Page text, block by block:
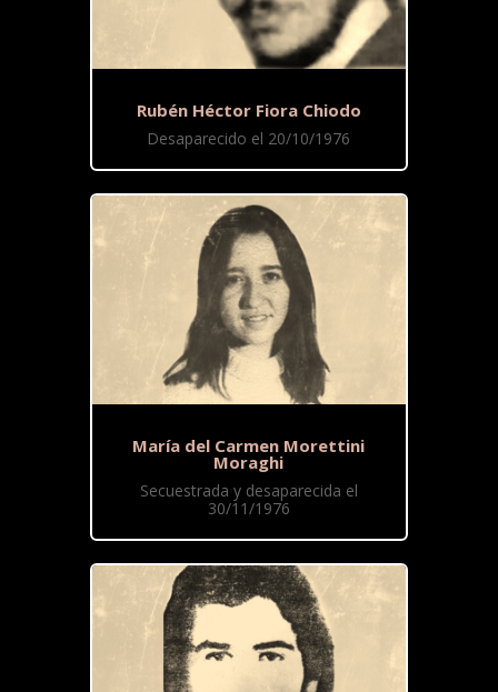
Rubén Héctor Fiora Chiodo
Desaparecido el 20/10/1976
María del Carmen Morettini
Moraghi
Secuestrada y desaparecida el
30/11/1976